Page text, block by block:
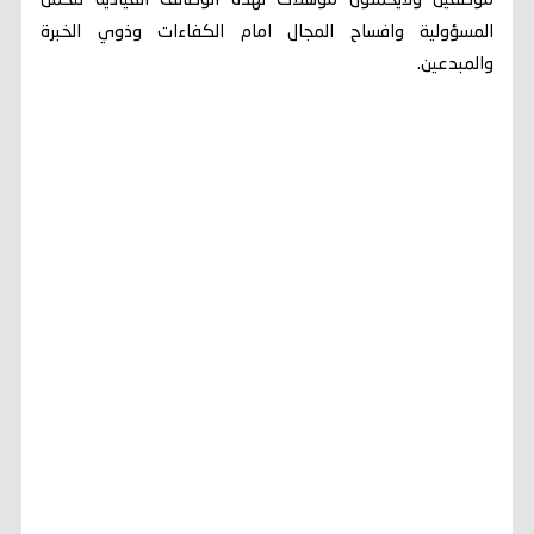
المسؤولية وافساح المجال امام الكفاءات وذوي الخبرة
والمبدعين.